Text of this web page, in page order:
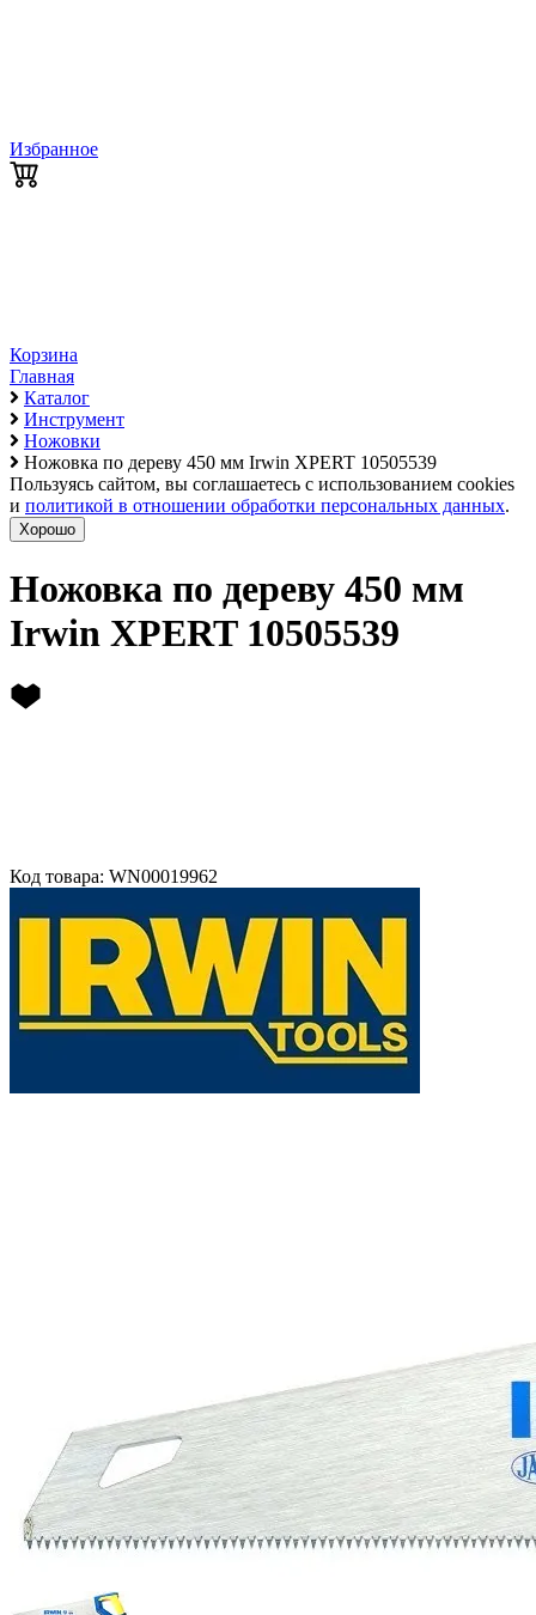
Избранное
Корзина
Главная
Каталог
Инструмент
Ножовки
Ножовка по дереву 450 мм Irwin XPERT 10505539
Пользуясь сайтом, вы соглашаетесь с использованием cookies
и политикой в отношении обработки персональных данных.
Хорошо
Ножовка по дереву 450 мм
Irwin XPERT 10505539
Код товара: WN00019962